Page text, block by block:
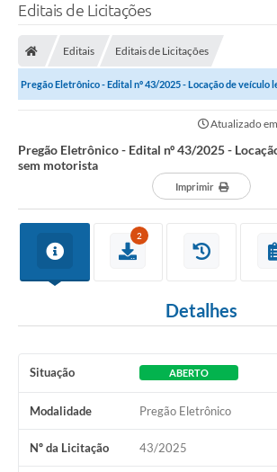
Editais de Licitações
Editais Editais de Licitações
Pregão Eletrônico - Edital nº 43/2025 - Locação de veículo
Atualizado
Pregão Eletrônico - Edital nº 43/2025 -
sem motorista
Imprimir
2
Detalhes
Situação ABERTO
Modalidade Pregão Eletrônico
Nº da Licitação 43/2025